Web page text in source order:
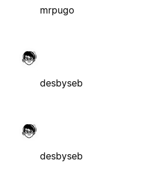
mrpugo
desbyseb
desbyseb